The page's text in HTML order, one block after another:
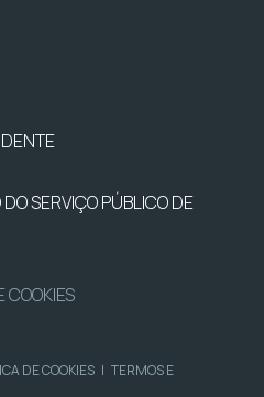
SERVIÇO PÚBLICO DE
COOKIES
DE COOKIES | TERMOS E